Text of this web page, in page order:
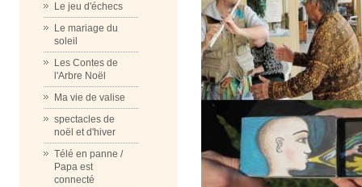
Le jeu d'échecs
Le mariage du
soleil
Les Contes de
l'Arbre Noël
Ma vie de valise
spectacles de
noël et d'hiver
Télé en panne /
Papa est
connecté